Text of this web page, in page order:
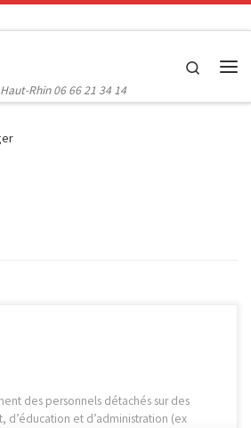
Rhin 06 66 21 34 14
Search
des personnels détachés sur des
d’éducation et d’administration (ex